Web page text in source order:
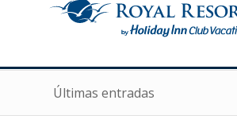
Últimas entradas